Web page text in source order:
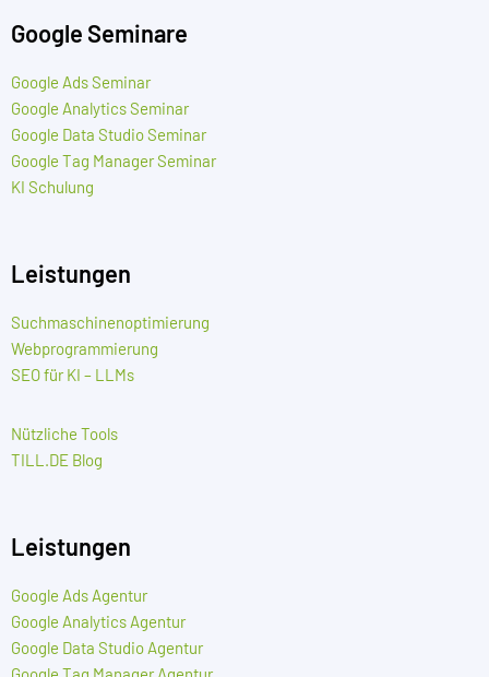
Google Seminare
Google Ads Seminar
Google Analytics Seminar
Google Data Studio Seminar
Google Tag Manager Seminar
KI Schulung
Leistungen
Suchmaschinenoptimierung
Webprogrammierung
SEO für KI – LLMs
Nützliche Tools
TILL.DE Blog
Leistungen
Google Ads Agentur
Google Analytics Agentur
Google Data Studio Agentur